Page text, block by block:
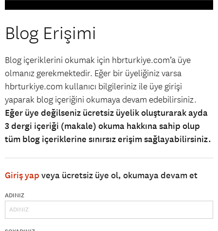
Blog Erişimi
Blog içeriklerini okumak için hbrturkiye.com’a üye
olmanız gerekmektedir. Eğer bir üyeliğiniz varsa
hbrturkiye.com kullanıcı bilgileriniz ile üye girişi
yaparak blog içeriğini okumaya devam edebilirsiniz.
Eğer üye değilseniz ücretsiz üyelik oluşturarak ayda
3 dergi içeriği (makale) okuma hakkına sahip olup
tüm blog içeriklerine sınırsız erişim sağlayabilirsiniz.
Giriş yap veya ücretsiz üye ol, okumaya devam et
ADINIZ